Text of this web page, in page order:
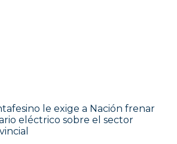
le exige a Nación frenar
eléctrico sobre el sector